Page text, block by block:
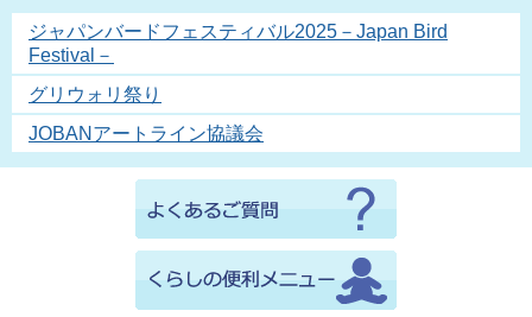
ジャパンバードフェスティバル2025－Japan Bird
Festival－
グリウォリ祭り
JOBANアートライン協議会